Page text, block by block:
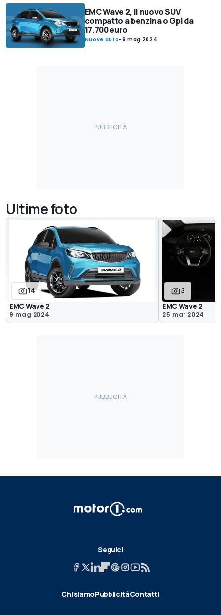
EMC Wave 2, il nuovo SUV
compatto a benzina o Gpl da
17.700 euro
Nuove auto-9 mag 2024
Ultime foto
14
EMC Wave 2
9 mag 2024
3
EMC Wave 2
25 mar 2024
Seguici
Chi siamoPubblicitàContatti